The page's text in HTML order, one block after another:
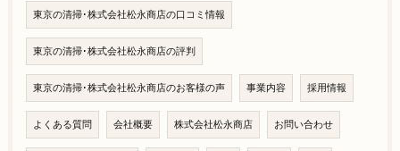
東京の清掃･株式会社松永商店の口コミ情報
東京の清掃･株式会社松永商店の評判
東京の清掃･株式会社松永商店のお客様の声 事業内容 採用情報
よくある質問 会社概要 株式会社松永商店 お問い合わせ